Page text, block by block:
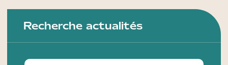
Recherche actualités